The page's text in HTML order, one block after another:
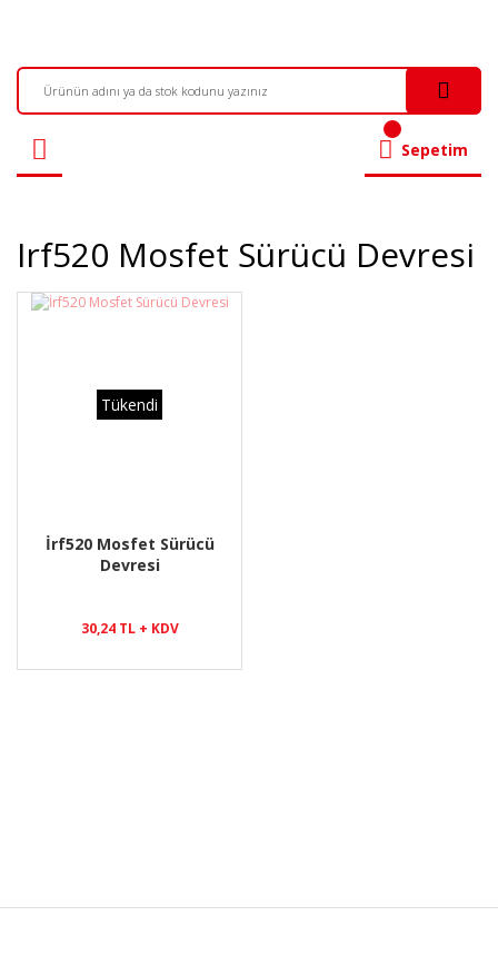
Sepetim
Irf520 Mosfet Sürücü Devresi
Tükendi
İrf520 Mosfet Sürücü
Devresi
30,24 TL + KDV